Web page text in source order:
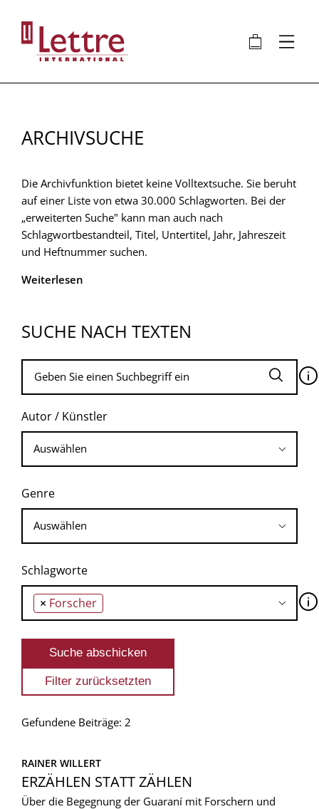
Inhalt
🛍 ⋮
ARCHIVSUCHE
Die Archivfunktion bietet keine Volltextsuche. Sie beruht
auf einer Liste von etwa 30.000 Schlagworten. Bei der
„erweiterten Suche" kann man auch nach
Schlagwortbestandteil, Titel, Untertitel, Jahr, Jahreszeit
und Heftnummer suchen.
Weiterlesen
SUCHE NACH TEXTEN
🛈
Autor / Künstler
Genre
Schlagworte
× Forscher 🛈
Gefundene Beiträge: 2
RAINER WILLERT
ERZÄHLEN STATT ZÄHLEN
Über die Begegnung der Guaraní mit Forschern und